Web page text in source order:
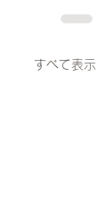
すべて表示